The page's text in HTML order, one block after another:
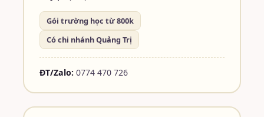
Gói trường học từ 800k
Có chi nhánh Quảng Trị
ĐT/Zalo: 0774 470 726